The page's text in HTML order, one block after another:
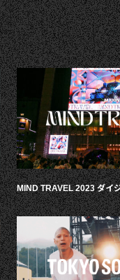
MIND TRAVEL 2023 ダイ